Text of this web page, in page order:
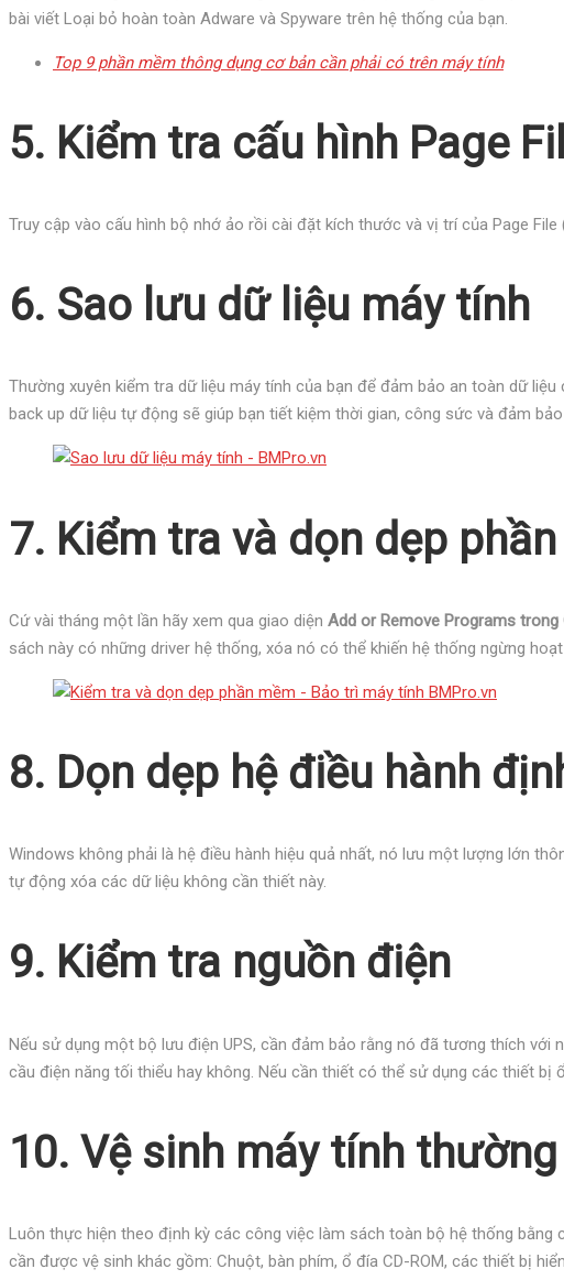
bài viết Loại bỏ hoàn toàn Adware và Spyware trên hệ thống của bạn.
Top 9 phần mềm thông dụng cơ bản cần phải có trên máy tính
5. Kiểm tra cấu hình Page
Truy cập vào cấu hình bộ nhớ ảo rồi cài đặt kích thước và vị trí của Page
6. Sao lưu dữ liệu máy tính
Thường xuyên kiểm tra dữ liệu máy tính của bạn để đảm bảo an toàn dữ
back up dữ liệu tự động sẽ giúp bạn tiết kiệm thời gian, công sức và đảm
7. Kiểm tra và dọn dẹp
Cứ vài tháng một lần hãy xem qua giao diện Add or Remove Programs trong
sách này có những driver hệ thống, xóa nó có thể khiến hệ thống ngừng
8. Dọn dẹp hệ điều hành
Windows không phải là hệ điều hành hiệu quả nhất, nó lưu một lượng lớn
tự động xóa các dữ liệu không cần thiết này.
9. Kiểm tra nguồn điện
Nếu sử dụng một bộ lưu điện UPS, cần đảm bảo rằng nó đã tương thích
cầu điện năng tối thiểu hay không. Nếu cần thiết có thể sử dụng các thiết bị
10. Vệ sinh máy tính
Luôn thực hiện theo định kỳ các công việc làm sách toàn bộ hệ thống
cần được vệ sinh khác gồm: Chuột, bàn phím, ổ đía CD-ROM, các thiết bị